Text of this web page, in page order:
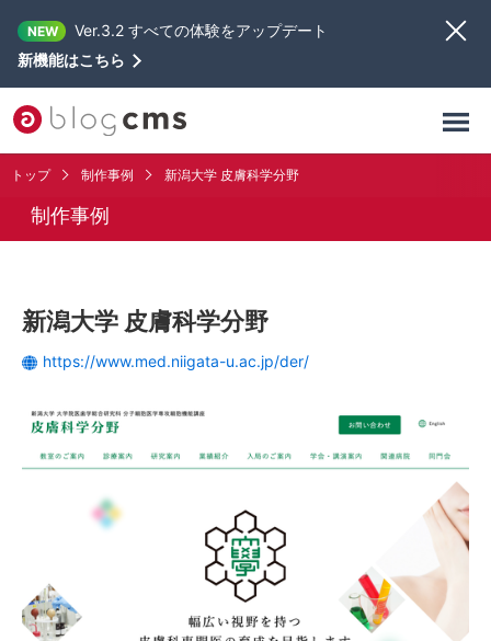
NEW
Ver.3.2 すべての体験をアップデート
新機能はこちら
トップ 制作事例 新潟大学 皮膚科学分野
制作事例
新潟大学 皮膚科学分野
https://www.med.niigata-u.ac.jp/der/